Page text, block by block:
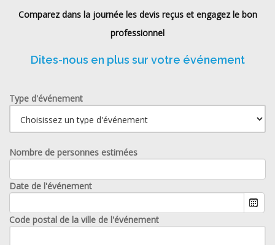
Comparez dans la journée les devis reçus et engagez le bon
professionnel
Dites-nous en plus sur votre événement
Type d'événement
Nombre de personnes estimées
Date de l'événement
Code postal de la ville de l'événement